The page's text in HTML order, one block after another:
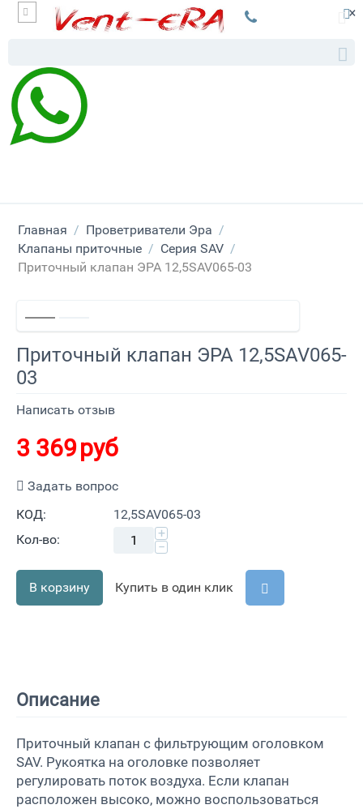
Главная / Проветриватели Эра /
Клапаны приточные / Серия SAV /
Приточный клапан ЭРА 12,5SAV065-03
Приточный клапан ЭРА 12,5SAV065-
03
Написать отзыв
3 369руб
Задать вопрос
КОД:
12,5SAV065-03
Кол-во:
+
−
В корзину Купить в один клик
Описание
Приточный клапан с фильтрующим оголовком
SAV. Рукоятка на оголовке позволяет
регулировать поток воздуха. Если клапан
расположен высоко, можно воспользоваться
×